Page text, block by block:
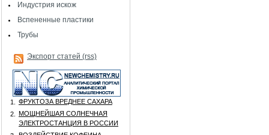
Индустрия искож
Вспененные пластики
Трубы
Экспорт статей (rss)
1.
ФРУКТОЗА ВРЕДНЕЕ САХАРА
2.
МОЩНЕЙШАЯ СОЛНЕЧНАЯ
ЭЛЕКТРОСТАНЦИЯ В РОССИИ